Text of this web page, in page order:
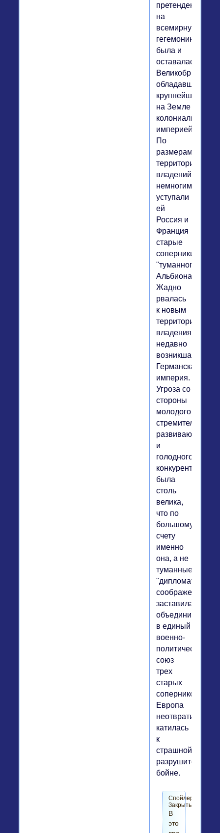
претендентом
на
всемирную
гегемонию
была и
оставалась
Великобритания,
обладавшая
крупнейшей
на Земле
колониальной
империей.
По
размерам
владений
немногим
уступали
ей
Россия и
Франция
старые
соперники
"туманного
Альбиона".
Жадно
рвалась
к новым
владениям
недавно
возникшая
Германская
империя.
Угроза со
стороны
молодого,
стремительно
развивающегося
и
голодного
конкурента
была
столь
велика,
что по
большому
счету
именно
она, а не
туманные
соображения",
заставила
объединиться
в единый
военно-
политический
союз
трех
старых
соперников.
Европа
неотвратимо
катилась
к
страшной
разрушительной
бойне.
Спойлер|
Закрыть
В
это